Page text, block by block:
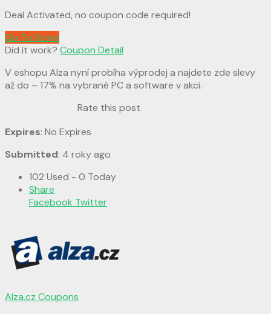
Deal Activated, no coupon code required!
Go To Store
Did it work? Coupon Detail
V eshopu Alza nyní probíha výprodej a najdete zde slevy
až do – 17% na vybrané PC a software v akci.
Rate this post
Expires: No Expires
Submitted: 4 roky ago
102 Used - 0 Today
Share
Facebook Twitter
Alza.cz Coupons